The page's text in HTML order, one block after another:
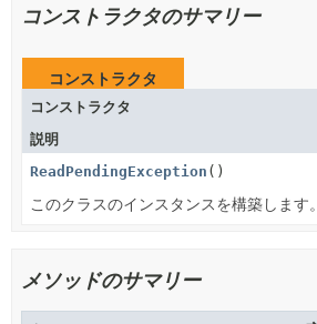
コンストラクタのサマリー
コンストラクタ
コンストラクタ
説明
ReadPendingException ()
このクラスのインスタンスを構築します。
メソッドのサマリー